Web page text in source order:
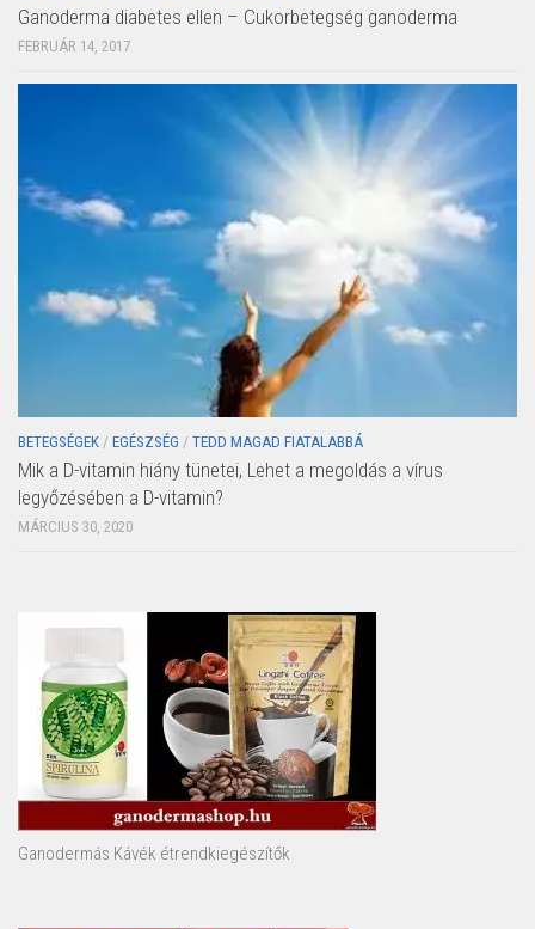
Ganoderma diabetes ellen – Cukorbetegség ganoderma
FEBRUÁR 14, 2017
BETEGSÉGEK / EGÉSZSÉG / TEDD MAGAD FIATALABBÁ
Mik a D-vitamin hiány tünetei, Lehet a megoldás a vírus
legyőzésében a D-vitamin?
MÁRCIUS 30, 2020
Ganodermás Kávék étrendkiegészítők